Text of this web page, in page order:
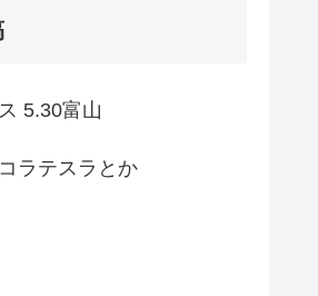
5.30富山
ラテスラとか